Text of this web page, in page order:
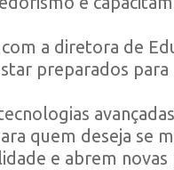
a diretora de
preparados
quem deseja se
e abrem